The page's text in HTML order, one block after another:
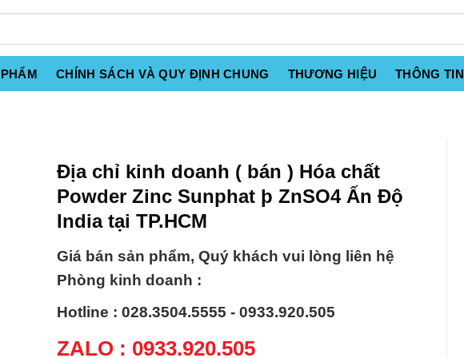
CHÍNH SÁCH VÀ QUY ĐỊNH CHUNG THƯƠNG HIỆU THÔNG TIN
Địa chỉ kinh doanh ( bán ) Hóa chất
Powder Zinc Sunphat þ ZnSO4 Ấn Độ
India tại TP.HCM
Giá bán sản phẩm, Quý khách vui lòng liên hệ
Phòng kinh doanh :
Hotline : 028.3504.5555 - 0933.920.505
ZALO : 0933.920.505